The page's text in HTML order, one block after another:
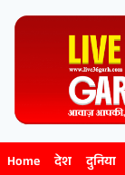
Home देश दुनिया